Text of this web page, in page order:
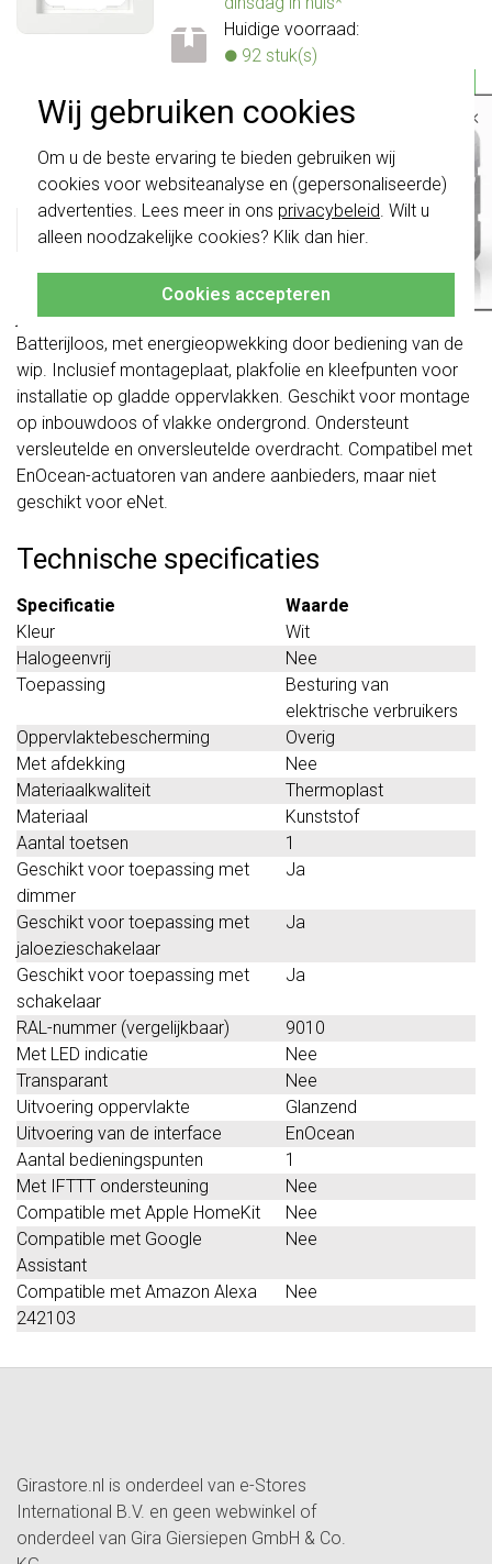
Wij gebruiken cookies
Om u de beste ervaring te bieden gebruiken wij
cookies voor websiteanalyse en (gepersonaliseerde)
advertenties. Lees meer in ons privacybeleid. Wilt u
alleen noodzakelijke cookies? Klik dan hier.
Cookies accepteren
Huidige voorraad:
92 stuk(s)
5,95
Productomschrijving
Gira 242103 Datablad
Draadloze zender voor schakel-, dim- en
jaloeziecommando's via het EnOcean-systeem.
Batterijloos, met energieopwekking door bediening van de
wip. Inclusief montageplaat, plakfolie en kleefpunten voor
installatie op gladde oppervlakken. Geschikt voor montage
op inbouwdoos of vlakke ondergrond. Ondersteunt
versleutelde en onversleutelde overdracht. Compatibel met
EnOcean-actuatoren van andere aanbieders, maar niet
geschikt voor eNet.
Technische specificaties
Specificatie
Waarde
Kleur
Wit
Halogeenvrij
Nee
Toepassing
Besturing van
elektrische verbruikers
Oppervlaktebescherming
Overig
Met afdekking
Nee
Materiaalkwaliteit
Thermoplast
Materiaal
Kunststof
Aantal toetsen
1
Geschikt voor toepassing met
dimmer
Ja
Geschikt voor toepassing met
jaloezieschakelaar
Ja
Geschikt voor toepassing met
schakelaar
Ja
RAL-nummer (vergelijkbaar)
9010
Met LED indicatie
Nee
Transparant
Nee
Uitvoering oppervlakte
Glanzend
Uitvoering van de interface
EnOcean
Aantal bedieningspunten
1
Met IFTTT ondersteuning
Nee
Compatible met Apple HomeKit
Nee
Compatible met Google
Assistant
Nee
Compatible met Amazon Alexa
Nee
242103
Girastore.nl is onderdeel van e-Stores
International B.V. en geen webwinkel of
onderdeel van Gira Giersiepen GmbH & Co.
×
schakelwippen zijn vernieuwd. Ze zijn
niette combineren met de schakelaars
van vóór augustus 2024.
Klik hiervoor meer informatie, zodat je